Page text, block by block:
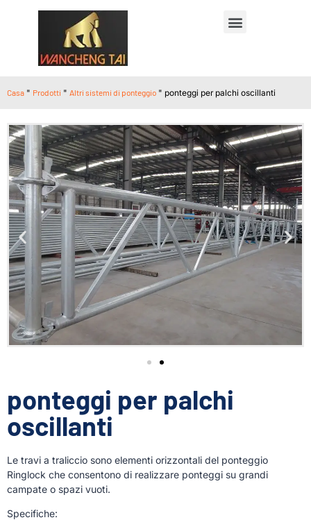
Casa " Prodotti " Altri sistemi di ponteggio " ponteggi per palchi oscillanti
ponteggi per palchi
oscillanti
Le travi a traliccio sono elementi orizzontali del ponteggio
Ringlock che consentono di realizzare ponteggi su grandi
campate o spazi vuoti.
Specifiche: